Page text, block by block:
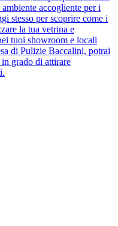
accogliente per i
stesso per scoprire come i
la tua vetrina e
tuoi showroom e locali
di Pulizie Baccalini, potrai
grado di attirare